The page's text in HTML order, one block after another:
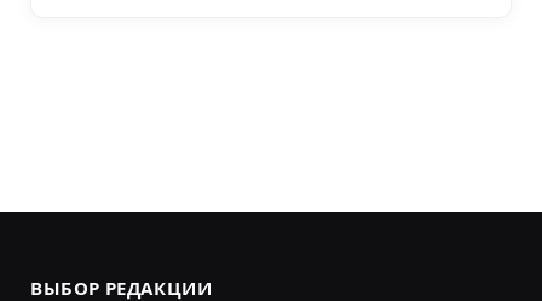
ВЫБОР РЕДАКЦИИ